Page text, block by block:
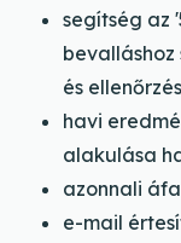
segítség az
és
havi
alakulása
azonnali
e-mail